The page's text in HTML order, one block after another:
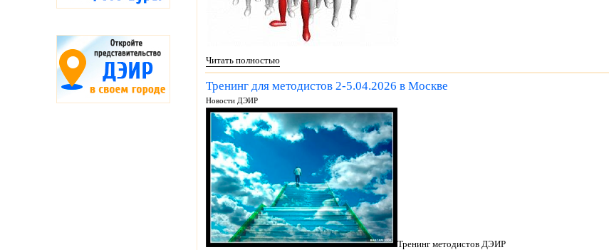
Читать полностью
Тренинг для методистов 2-5.04.2026 в Москве
Новости ДЭИР
Тренинг методистов ДЭИР